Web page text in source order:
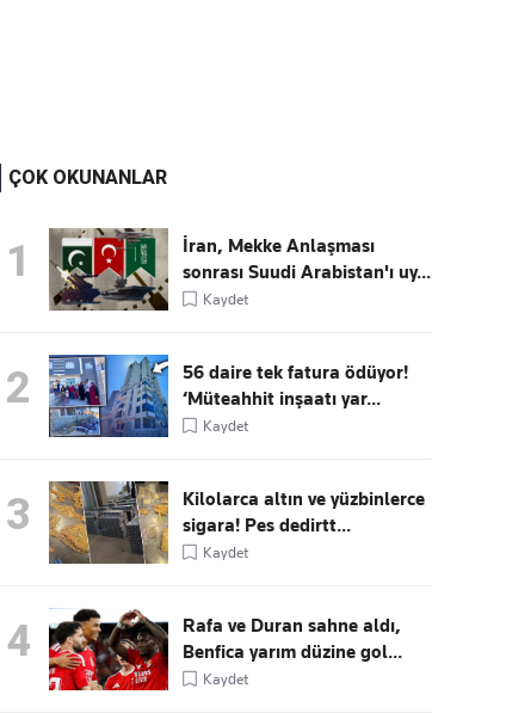
ÇOK OKUNANLAR
1
İran, Mekke Anlaşması
sonrası Suudi Arabistan'ı uy...
Kaydet
2
56 daire tek fatura ödüyor!
‘Müteahhit inşaatı yar...
Kaydet
3
Kilolarca altın ve yüzbinlerce
sigara! Pes dedirtt...
Kaydet
4
Rafa ve Duran sahne aldı,
Benfica yarım düzine gol...
Kaydet